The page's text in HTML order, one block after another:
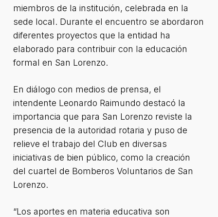
miembros de la institución, celebrada en la
sede local. Durante el encuentro se abordaron
diferentes proyectos que la entidad ha
elaborado para contribuir con la educación
formal en San Lorenzo.
En diálogo con medios de prensa, el
intendente Leonardo Raimundo destacó la
importancia que para San Lorenzo reviste la
presencia de la autoridad rotaria y puso de
relieve el trabajo del Club en diversas
iniciativas de bien público, como la creación
del cuartel de Bomberos Voluntarios de San
Lorenzo.
“Los aportes en materia educativa son